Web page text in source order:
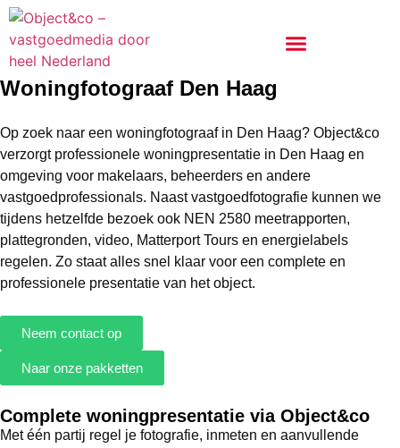
Woningfotograaf Den Haag
Op zoek naar een woningfotograaf in Den Haag? Object&co
verzorgt professionele woningpresentatie in Den Haag en
omgeving voor makelaars, beheerders en andere
vastgoedprofessionals. Naast vastgoedfotografie kunnen we
tijdens hetzelfde bezoek ook NEN 2580 meetrapporten,
plattegronden, video, Matterport Tours en energielabels
regelen. Zo staat alles snel klaar voor een complete en
professionele presentatie van het object.
Neem contact op
Naar onze pakketten
Complete woningpresentatie via Object&co
Met één partij regel je fotografie, inmeten en aanvullende